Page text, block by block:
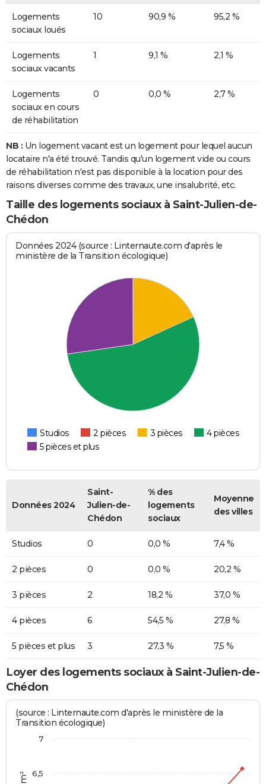
Logements
sociaux loués
10 90,9 % 95,2 %
Logements
sociaux vacants
1 9,1 % 2,1 %
Logements
sociaux en cours
de réhabilitation
0 0,0 % 2,7 %
NB : Un logement vacant est un logement pour lequel aucun
locataire n'a été trouvé. Tandis qu'un logement vide ou cours
de réhabilitation n'est pas disponible à la location pour des
raisons diverses comme des travaux, une insalubrité, etc.
Taille des logements sociaux à Saint-Julien-de-
Chédon
Données 2024 (source : Linternaute.com d'après le
ministère de la Transition écologique)
Studios 2 pièces 3 pièces
4 pièces
5 pièces et plus
Données 2024
Saint-
Julien-de-
Chédon
% des
logements
sociaux
Moyenne
des villes
Studios 0 0,0 % 7,4 %
2 pièces 0 0,0 % 20,2 %
3 pièces 2 18,2 % 37,0 %
4 pièces 6 54,5 % 27,8 %
5 pièces et plus 3 27,3 % 7,5 %
Loyer des logements sociaux à Saint-Julien-de-
Chédon
(source : Linternaute.com d'après le ministère de la
Transition écologique)
6,5
7